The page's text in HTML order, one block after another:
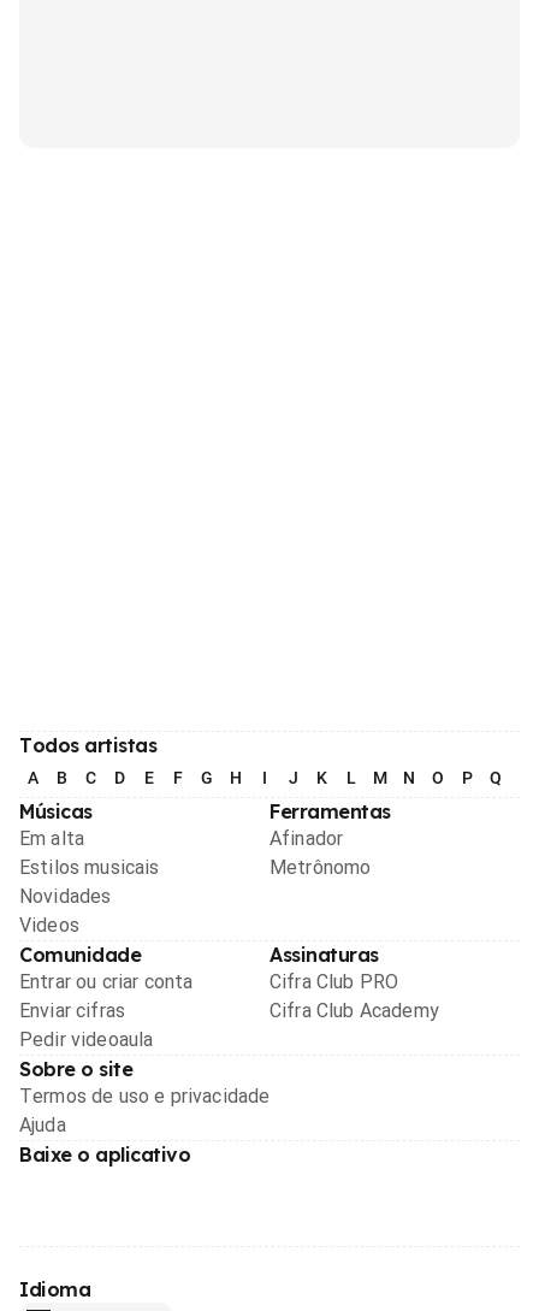
Todos artistas
A B C D E F G H I J K L M N O P Q
Músicas
Em alta
Estilos musicais
Novidades
Videos
Ferramentas
Afinador
Metrônomo
Comunidade
Entrar ou criar conta
Enviar cifras
Pedir videoaula
Assinaturas
Cifra Club PRO
Cifra Club Academy
Sobre o site
Termos de uso e privacidade
Ajuda
Baixe o aplicativo
Idioma